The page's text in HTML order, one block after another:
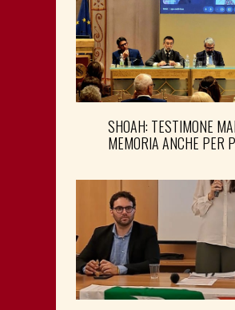
SHOAH: TESTIMONE
MEMORIA ANCHE PER